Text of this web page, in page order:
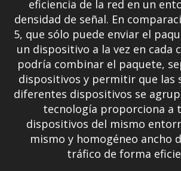
eficiencia de la red en un
densidad de señal. En
5, que sólo puede enviar el
un dispositivo a la vez en cada
podría combinar el paquete,
dispositivos y permitir que las
diferentes dispositivos se
tecnología proporciona a
dispositivos del mismo
mismo y homogéneo ancho
tráfico de forma